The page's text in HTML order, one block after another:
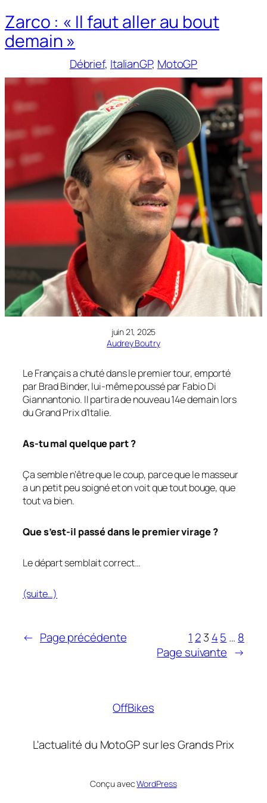
Zarco : « Il faut aller au bout
demain »
Débrief, ItalianGP, MotoGP
juin 21, 2025
Audrey Boutry
Le Français a chuté dans le premier tour, emporté
par Brad Binder, lui-même poussé par Fabio Di
Giannantonio. Il partira de nouveau 14e demain lors
du Grand Prix d’Italie.
As-tu mal quelque part ?
Ça semble n’être que le coup, parce que le masseur
a un petit peu soigné et on voit que tout bouge, que
tout va bien.
Que s’est-il passé dans le premier virage ?
Le départ semblait correct…
(suite…)
← Page précédente 1 23 45 … 8
Page suivante →
OffBikes
L'actualité du MotoGP sur les Grands Prix
Conçu avecWordPress